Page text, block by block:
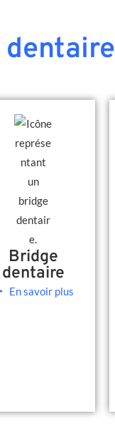
Bridge
dentaire
En savoir plus